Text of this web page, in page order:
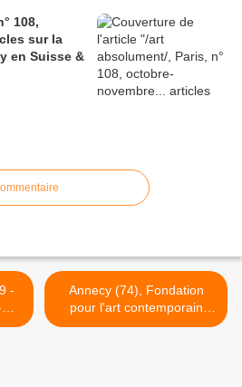
108,
sur la
en Suisse &
Annecy (74), Fondation
pour l'art contemporain
Claudine et Jean-Marc